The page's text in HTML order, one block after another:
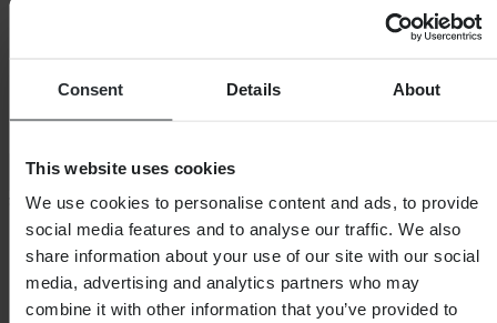
Consent Details About
This website uses cookies
We use cookies to personalise content and ads, to provide
social media features and to analyse our traffic. We also
share information about your use of our site with our social
media, advertising and analytics partners who may
combine it with other information that you’ve provided to
Laden...
SHOPPEN
Algemene Voorwaarden
Privacybeleid
Verzending & levering